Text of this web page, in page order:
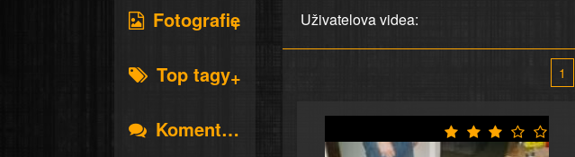
Fotografie
Top tagy
Komentáře
Uživatelova videa:
1